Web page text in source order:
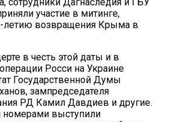
участие в митинге,
летию возвращения Крыма в
в честь этой даты и в
Росси на Украине
Государственной Думы
зампредседателя
РД Камил Давдиев и другие.
выступили